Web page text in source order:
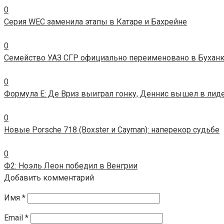
0
Серия WEC заменила этапы в Катаре и Бахрейне
0
Семейство УАЗ СГР официально переименовано в
0
Формула E: Де Вриз выиграл гонку, Деннис вышел в
0
Новые Porsche 718 (Boxster и Cayman): наперекор судьбе
0
Ф2: Ноэль Леон победил в Венгрии
Добавить комментарий
Имя *
Email *